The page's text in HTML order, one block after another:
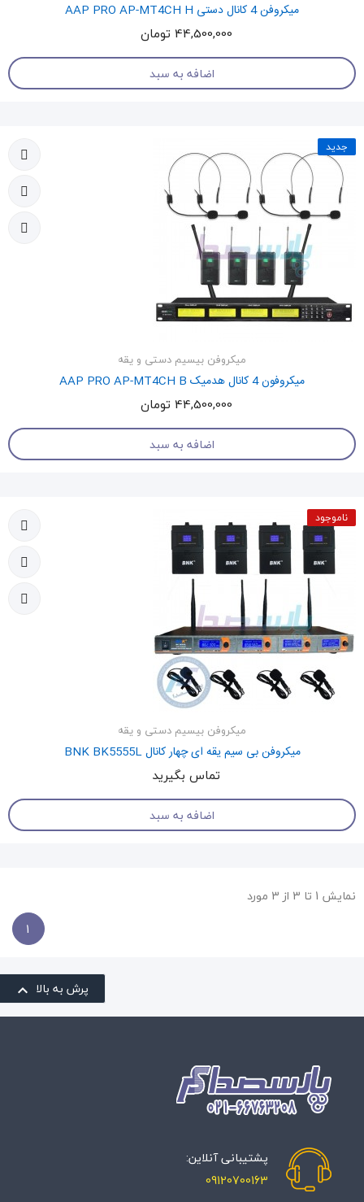
میکروفن 4 کانال دستی AAP PRO AP-MT4CH H
44,500,000 تومان
اضافه به سبد
جدید
میکروفن بیسیم دستی و یقه
میکروفون 4 کانال هدمیک AAP PRO AP-MT4CH B
44,500,000 تومان
اضافه به سبد
ناموجود
میکروفن بیسیم دستی و یقه
میکروفن بی سیم یقه ای چهار کانال BNK BK5555L
تماس بگیرید
اضافه به سبد
نمایش 1 تا 3 از 3 مورد
1
پرش به بالا 
پشتیبانی آنلاین:
09120700163